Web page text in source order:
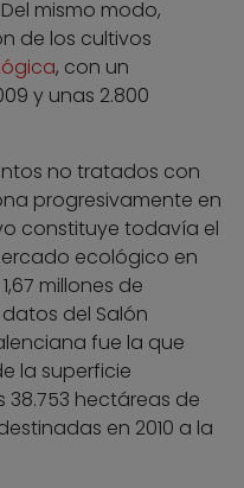
mismo modo,
de los cultivos
, con un
y unas 2.800
no tratados con
progresivamente en
constituye todavía el
ecológico en
millones de
del Salón
fue la que
la superficie
hectáreas de
en 2010 a la